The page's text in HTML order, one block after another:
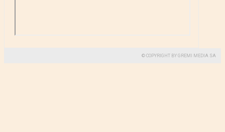
© COPYRIGHT BY GREMI MEDIA SA